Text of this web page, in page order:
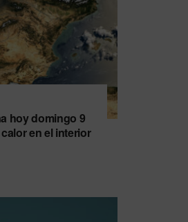
hoy domingo 9
en el interior